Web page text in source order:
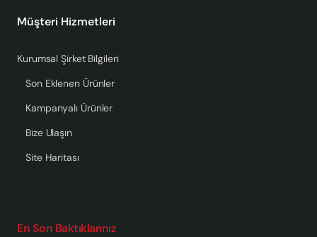
Müşteri Hizmetleri
Kurumsal Şirket Bilgileri
Son Eklenen Ürünler
Kampanyalı Ürünler
Bize Ulaşın
Site Haritası
En Son Baktıklarınız